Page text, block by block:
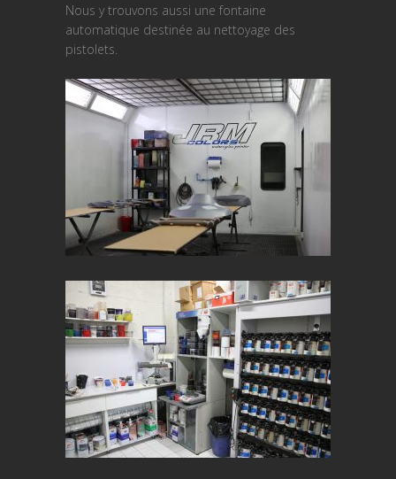
Nous y trouvons aussi une fontaine
automatique destinée au nettoyage des
pistolets.